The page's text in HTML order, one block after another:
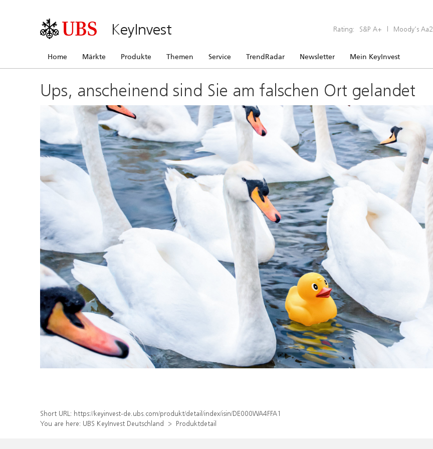
KeyInvest Rating: S&P A+ | Moody’s Aa2
Home Märkte Produkte Themen Service TrendRadar Newsletter Mein KeyInvest
Ups, anscheinend sind Sie am falschen Ort gelandet
Short URL: https://keyinvest-de.ubs.com/produkt/detail/index/isin/DE000WA4FFA1
You are here: UBS KeyInvest Deutschland Produktdetail